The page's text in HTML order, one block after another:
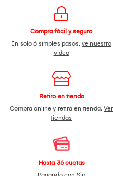
Compra fácil y seguro
En solo 6 simples pasos, ve nuestro
video
Retiro en tienda
Compra online y retira en tienda. Ver
tiendas
Hasta 36 cuotas